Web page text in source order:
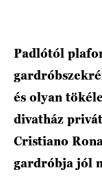
Padlótól
és olyan
divatház
Cristiano
gardróbja jól